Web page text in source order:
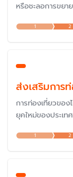
หรือชะลอการขย
ของรัฐบาล คือ ก
ภาษี (รายได้) รว
1 2
ส่งเสริมการ
การท่องเที่ยวขอ
ยุคใหม่ของประเท
เศรษฐกิจภาคบริ
ท่องเที่ยวของไท
1 2